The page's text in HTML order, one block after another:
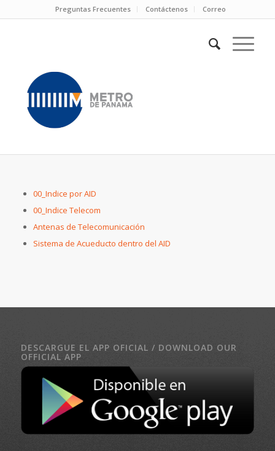
Preguntas Frecuentes Contáctenos Correo
00_Indice por AID
00_Indice Telecom
Antenas de Telecomunicación
Sistema de Acueducto dentro del AID
DESCARGUE EL APP OFICIAL / DOWNLOAD OUR
OFFICIAL APP